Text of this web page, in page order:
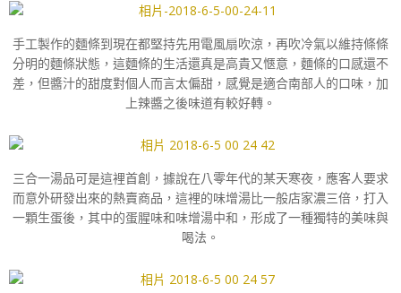
手工製作的麵條到現在都堅持先用電風扇吹涼，再吹冷氣以維持條條
分明的麵條狀態，這麵條的生活還真是高貴又愜意，麵條的口感還不
差，但醬汁的甜度對個人而言太偏甜，感覺是適合南部人的口味，加
上辣醬之後味道有較好轉。
三合一湯品可是這裡首創，據說在八零年代的某天寒夜，應客人要求
而意外研發出來的熱賣商品，這裡的味增湯比一般店家濃三倍，打入
一顆生蛋後，其中的蛋腥味和味增湯中和，形成了一種獨特的美味與
喝法。